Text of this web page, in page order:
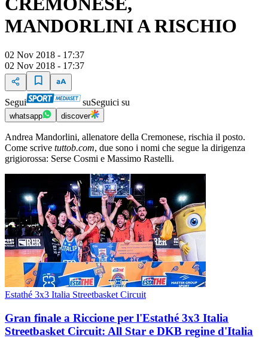
MANDORLINI A RISCHIO
02 Nov 2018 - 17:37
02 Nov 2018 - 17:37
Segui suSeguici su
whatsapp discover
Andrea Mandorlini, allenatore della Cremonese, rischia il posto.
Come scrive tuttob.com, due sono i nomi che segue la dirigenza
grigiorossa: Serse Cosmi e Massimo Rastelli.
Estathé 3x3 Italia Streetbasket Circuit
Gran finale a Riccione per l'Estathé 3x3 Italia
Streetbasket Circuit: All Star e DKB regine d'Italia